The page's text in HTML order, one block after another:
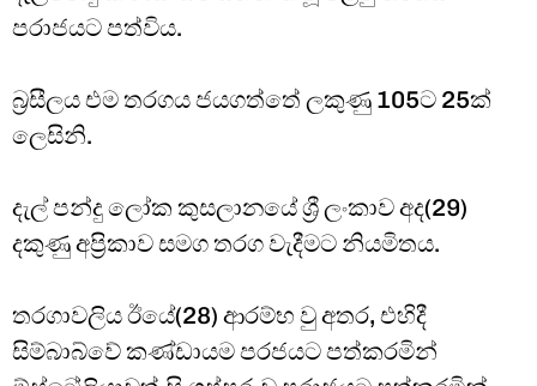
පරාජයට පත්විය.
බ්‍රසීලය එම තරගය ජයගත්තේ ලකුණු 105ට 25ක්
ලෙසිනි.
දැල් පන්දු ලෝක කුසලානයේ ශ්‍රී ලංකාව අද(29)
දකුණු අප්‍රිකාව සමග තරග වැදීමට නියමිතය.
තරගාවලිය ඊයේ(28) ආරම්භ වු අතර, එහිදී
සිම්බාබ්වේ කණ්ඩායම පරජය⁣ට පත්කරමින්